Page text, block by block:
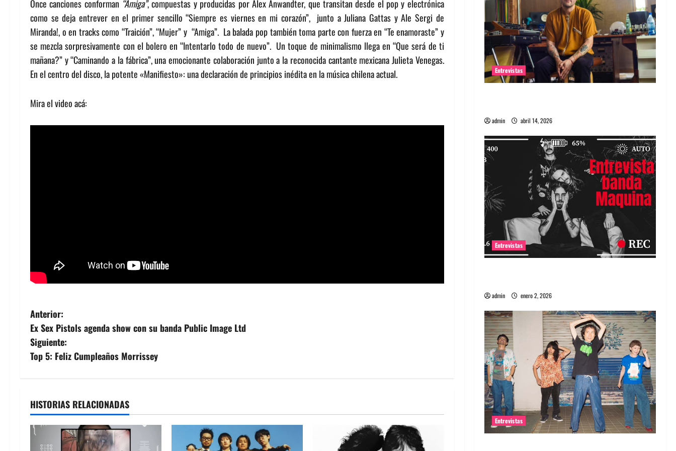
Once canciones conforman “Amiga”, compuestas y producidas por Alex Anwandter, que transitan desde el pop y electrónica
como se deja entrever en el primer sencillo “Siempre es viernes en mi corazón”, junto a Juliana Gattas y Ale Sergi de
Miranda!, o en tracks como “Traición”, “Mujer” y “Amiga”. La balada pop también toma parte con fuerza en “Te enamoraste” y
se mezcla sorpresivamente con el bolero en “Intentarlo todo de nuevo”. Un toque de minimalismo llega en “Que será de ti
mañana?” y “Caminando a la fábrica”, una emocionante colaboración junto a la reconocida cantante mexicana Julieta Venegas.
En el centro del disco, la potente «Manifiesto»: una declaración de principios inédita en la música chilena actual.
Mira el video acá:
N
a
v
g
a
c
Anterior:
Ex Sex Pistols agenda show con su banda Public Image Ltd
Siguiente:
Top 5: Feliz Cumpleaños Morrissey
HISTORIAS RELACIONADAS
Entrevistas
admin abril 14, 2026
Entrevistas
admin enero 2, 2026
Entrevistas